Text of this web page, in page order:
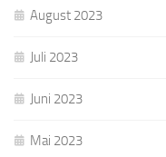
August 2023
Juli 2023
Juni 2023
Mai 2023